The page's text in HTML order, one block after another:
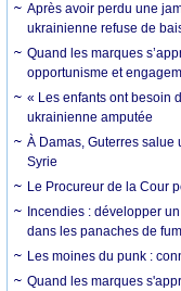
Après avoir perdu une
ukrainienne refuse de
Quand les marques
opportunisme et
« Les enfants ont besoin
ukrainienne amputée
À Damas, Guterres
Syrie
Le Procureur de la Cour
Incendies : développer
dans les panaches de
Les moines du punk :
Quand les marques